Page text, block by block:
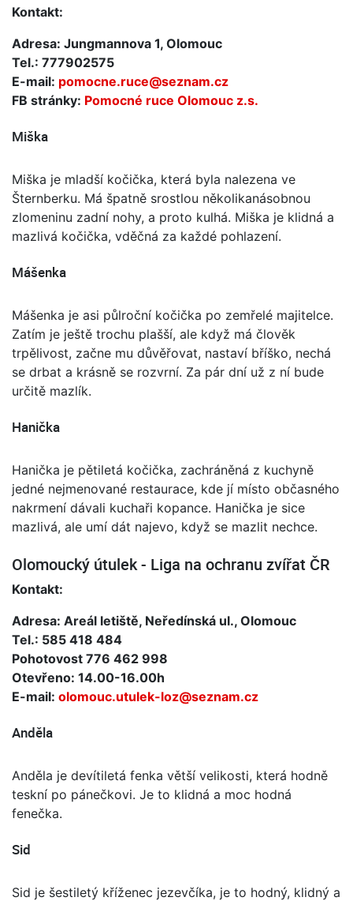
Kontakt:
Adresa: Jungmannova 1, Olomouc
Tel.: 777902575
E-mail: pomocne.ruce@seznam.cz
FB stránky: Pomocné ruce Olomouc z.s.
Miška
Miška je mladší kočička, která byla nalezena ve
Šternberku. Má špatně srostlou několikanásobnou
zlomeninu zadní nohy, a proto kulhá. Miška je klidná a
mazlivá kočička, vděčná za každé pohlazení.
Mášenka
Mášenka je asi půlroční kočička po zemřelé majitelce.
Zatím je ještě trochu plašší, ale když má člověk
trpělivost, začne mu důvěřovat, nastaví bříško, nechá
se drbat a krásně se rozvrní. Za pár dní už z ní bude
určitě mazlík.
Hanička
Hanička je pětiletá kočička, zachráněná z kuchyně
jedné nejmenované restaurace, kde jí místo občasného
nakrmení dávali kuchaři kopance. Hanička je sice
mazlivá, ale umí dát najevo, když se mazlit nechce.
Olomoucký útulek - Liga na ochranu zvířat ČR
Kontakt:
Adresa: Areál letiště, Neředínská ul., Olomouc
Tel.: 585 418 484
Pohotovost 776 462 998
Otevřeno: 14.00-16.00h
E-mail: olomouc.utulek-loz@seznam.cz
Anděla
Anděla je devítiletá fenka větší velikosti, která hodně
teskní po pánečkovi. Je to klidná a moc hodná
fenečka.
Sid
Sid je šestiletý kříženec jezevčíka, je to hodný, klidný a